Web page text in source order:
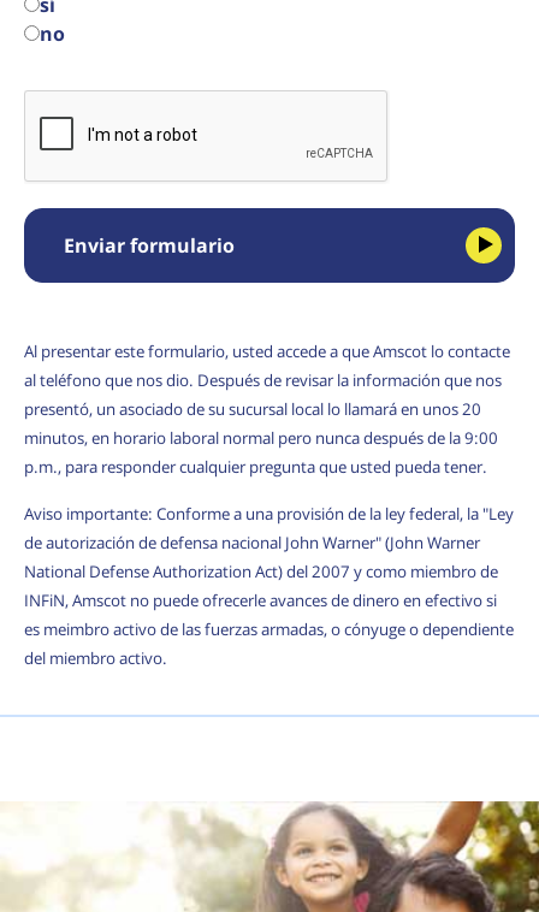
no
Enviar formulario
Al presentar este formulario, usted accede a que Amscot lo contacte
al teléfono que nos dio. Después de revisar la información que nos
presentó, un asociado de su sucursal local lo llamará en unos 20
minutos, en horario laboral normal pero nunca después de la 9:00
p.m., para responder cualquier pregunta que usted pueda tener.
Aviso importante: Conforme a una provisión de la ley federal, la "Ley
de autorización de defensa nacional John Warner" (John Warner
National Defense Authorization Act) del 2007 y como miembro de
INFiN, Amscot no puede ofrecerle avances de dinero en efectivo si
es meimbro activo de las fuerzas armadas, o cónyuge o dependiente
del miembro activo.